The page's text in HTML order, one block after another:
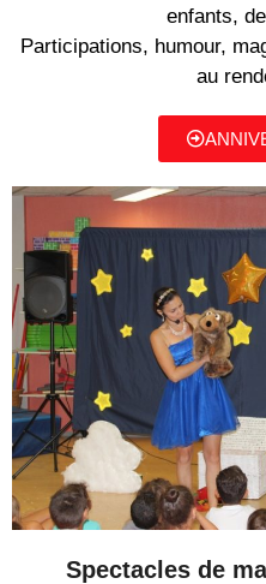
enfants,
Participations, humour,
au
Spectacles de